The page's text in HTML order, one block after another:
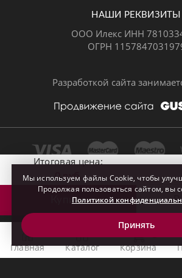
Итоговая цена:
0 руб.
Купить В
НАШИ РЕКВИЗИТЫ
ООО Илекс ИНН
ОГРН
Разработкой сайта
Мы используем файлы Cookie, чтобы
Продолжая пользоваться сайтом, вы
Политикой
Принять
Главная
Каталог Корзина
Почта